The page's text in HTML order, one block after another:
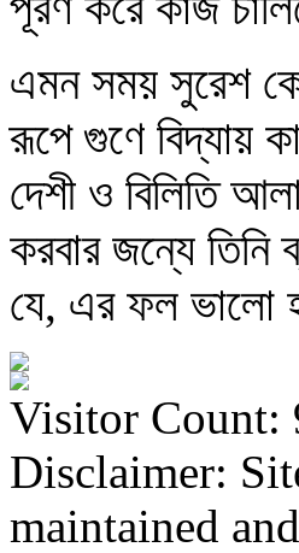
এমন সময় সুরেশ
রূপে গুণে বিদ্যায়
দেশী ও বিলিতি
করবার জন্যে তিনি
যে, এর ফল ভালো
Visitor Count:
Disclaimer:
maintained